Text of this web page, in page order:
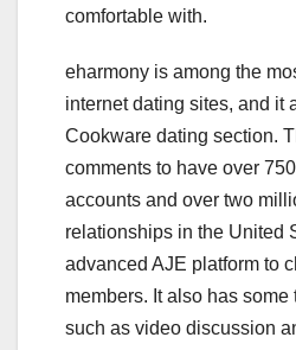
comfortable with.
eharmony is among the
internet dating sites, and it
Cookware dating section.
comments to have over
accounts and over two
relationships in the United
advanced AJE platform to
members. It also has some
such as video discussion